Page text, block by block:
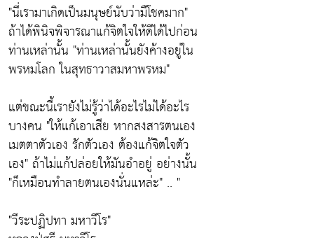
"นี่เรามาเกิดเป็นมนุษย์นับว่ามืโชคมาก"
ถ้าได้พินิจพิจารณาแก้จิตใจให้ดีได้ไปก่อน
ท่านเหล่านั้น "ท่านเหล่านั้นยังค้างอยู่ใน
พรหมโลก ในสุทธาวาสมหาพรหม"
แต่ขณะนี้เรายังไม่รู้ว่าได้อะไรไม่ได้อะไร
บางคน "ให้แก้เอาเสีย หากสงสารตนเอง
เมตตาตัวเอง รักตัวเอง ต้องแก้จิตใจตัว
เอง"ถ้าไม่แก้ปล่อยให้มันอำอยู่ อย่างนั้น
"ก็เหมือนทำลายตนเองนั่นแหล่ะ" .. "
"วีระปฏิปทา มหาวีโร"